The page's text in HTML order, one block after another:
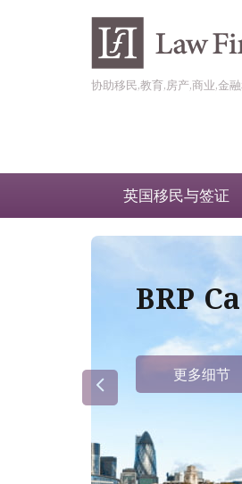
协助移民,教育,房产,商业,金
英国移民与签证
BRP
更多细节